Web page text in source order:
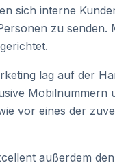
sich interne
zu senden.
lag auf der
Mobilnummern
vor eines der
außerdem